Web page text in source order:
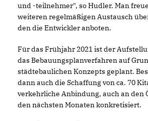
und -teilnehmer", so Hudler. Man
weiteren regelmäßigen Austausch
den die Entwickler anboten.
Für das Frühjahr 2021 ist der
das Bebauungsplanverfahren auf
städtebaulichen Konzepts geplant.
dann auch die Schaffung von ca. 70
verkehrliche Anbindung, auch an den
den nächsten Monaten konkretisiert.